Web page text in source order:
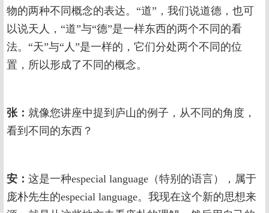
物的两种不同概念的表达。“道”，我们说道德，也可
以说天人，“道”与“德”是一样东西的两个不同的看
法。“天”与“人”是一样的，它们分处两个不同的位
置，所以形成了不同的概念。
张： 就像您讲座中提到庐山的例子，从不同的角度，
看到不同的东西？
安： 这是一种especial language（特别的语言），属于
庞朴先生的especial language。我现在这个新的思想来